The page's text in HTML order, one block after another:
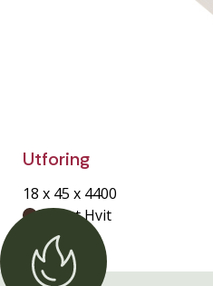
Utforing
18 x 45 x 4400
Lasert Hvit